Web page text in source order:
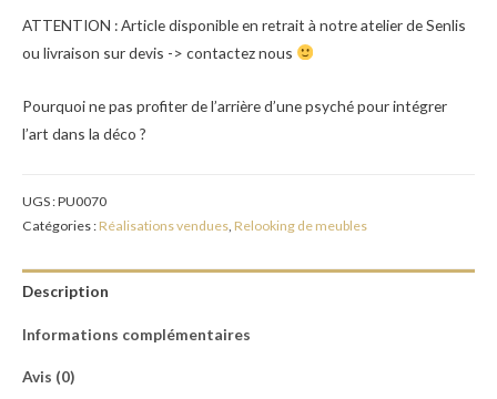
ATTENTION : Article disponible en retrait à notre atelier de Senlis
ou livraison sur devis -> contactez nous
Pourquoi ne pas profiter de l’arrière d’une psyché pour intégrer
l’art dans la déco ?
UGS :PU0070
Catégories : Réalisations vendues Relooking de meubles
Description
Informations complémentaires
Avis (0)